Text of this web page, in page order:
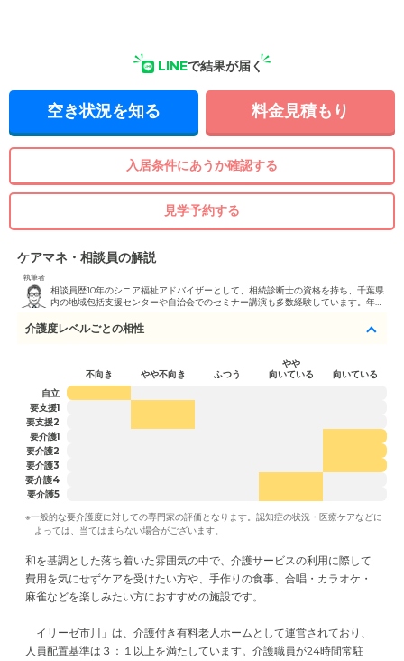
LINEで結果が届く
空き状況を知る 料金見積もり
入居条件にあうか確認する
見学予約する
ケアマネ・相談員の解説
執筆者
相談員歴10年のシニア福祉アドバイザーとして、相続診断士の資格を持ち、千葉県
内の地域包括支援センターや自治会でのセミナー講演も多数経験しています。年間
客様の状態や希望に合わせた施設提案を行っています。 また、老人ホーム紹介業の
立ち上げコンサルティングや、不動産・相続に関する入居後のアフターフォローに
以上の施設見学を重ね、累計700人以上の入居をサポート。シニア向けメディアへ
の執筆活動も行っています。
介護度レベルごとの相性
不向き やや不向き ふつう
やや
向いている
向いている
自立
要支援1
要支援2
要介護1
要介護2
要介護3
要介護4
要介護5
※一般的な要介護度に対しての専門家の評価となります。認知症の状況・医療ケアなどに
よっては、当てはまらない場合がございます。
和を基調とした落ち着いた雰囲気の中で、介護サービスの利用に際して
費用を気にせずケアを受けたい方や、手作りの食事、合唱・カラオケ・
麻雀などを楽しみたい方におすすめの施設です。
「イリーゼ市川」は、介護付き有料老人ホームとして運営されており、
人員配置基準は３：１以上を満たしています。介護職員が24時間常駐